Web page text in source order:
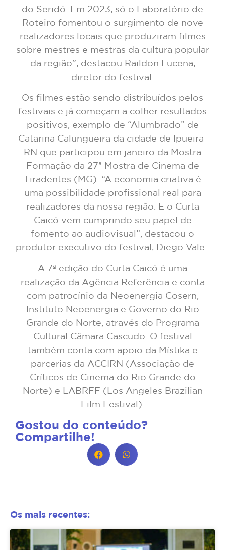
do Seridó. Em 2023, só o Laboratório de
Roteiro fomentou o surgimento de nove
realizadores locais que produziram filmes
sobre mestres e mestras da cultura popular
da região”, destacou Raildon Lucena,
diretor do festival.
Os filmes estão sendo distribuídos pelos
festivais e já começam a colher resultados
positivos, exemplo de “Alumbrado” de
Catarina Calungueira da cidade de Ipueira-
RN que participou em janeiro da Mostra
Formação da 27ª Mostra de Cinema de
Tiradentes (MG). “A economia criativa é
uma possibilidade profissional real para
realizadores da nossa região. E o Curta
Caicó vem cumprindo seu papel de
fomento ao audiovisual”, destacou o
produtor executivo do festival, Diego Vale.
A 7ª edição do Curta Caicó é uma
realização da Agência Referência e conta
com patrocínio da Neoenergia Cosern,
Instituto Neoenergia e Governo do Rio
Grande do Norte, através do Programa
Cultural Câmara Cascudo. O festival
também conta com apoio da Místika e
parcerias da ACCIRN (Associação de
Críticos de Cinema do Rio Grande do
Norte) e LABRFF (Los Angeles Brazilian
Film Festival).
Gostou do conteúdo?
Compartilhe!
Os mais recentes: